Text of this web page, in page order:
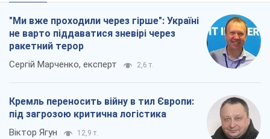
"Ми вже проходили через гірше": Україні
не варто піддаватися зневірі через
ракетний терор
Сергій Марченко, експерт 2,6 т.
Кремль переносить війну в тил Європи:
під загрозою критична логістика
Віктор Ягун 12,9 т.